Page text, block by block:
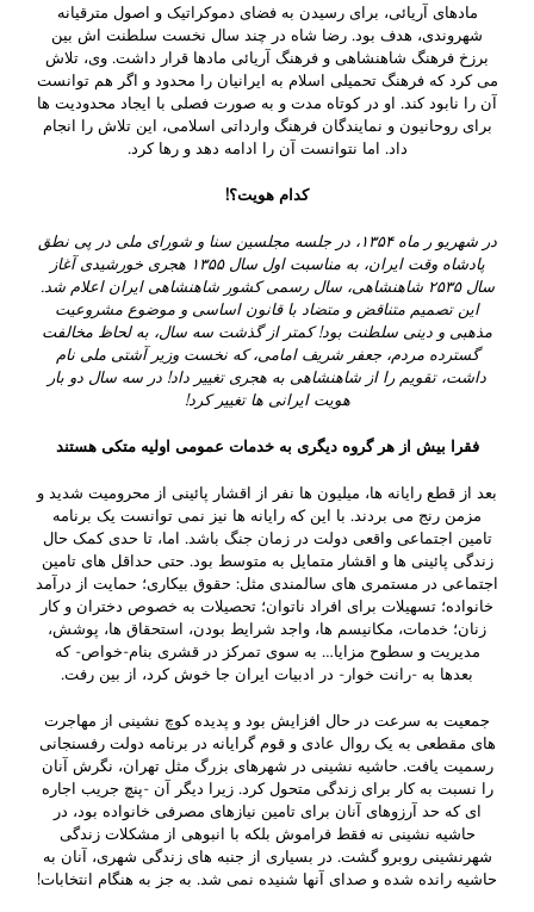
مادهای آریائی، برای رسیدن به فضای دموکراتیک و اصول مترقیانه
شهروندی، هدف بود. رضا شاه در چند سال نخست سلطنت اش بین
برزخ فرهنگ شاهنشاهی و فرهنگ آریائی مادها قرار داشت. وی، تلاش
می کرد که فرهنگ تحمیلی اسلام به ایرانیان را محدود و اگر هم توانست
آن را نابود کند. او در کوتاه مدت و به صورت فصلی با ایجاد محدودیت ها
برای روحانیون و نمایندگان فرهنگ وارداتی اسلامی، این تلاش را انجام
داد. اما نتوانست آن را ادامه دهد و رها کرد.
کدام هویت؟!
در شهریو ر ماه ۱۳۵۴، در جلسه مجلسین سنا و شورای ملی در پی نطق
پادشاه وقت ایران، به مناسبت اول سال ۱۳۵۵ هجری خورشیدی آغاز
سال ۲۵۳۵ شاهنشاهی،‌ سال رسمی کشور شاهنشاهی ایران اعلام شد.
این تصمیم متناقض و متضاد با قانون اساسی و موضوع مشروعیت
مذهبی و دینی سلطنت بود! کمتر از گذشت سه سال، به لحاظ مخالفت
گسترده مردم، جعفر شریف امامی، که نخست وزیر آشتی ملی نام
داشت، تقویم را از شاهنشاهی به هجری تغییر داد! در سه سال دو بار
هویت ایرانی ها تغییر کرد!
فقرا بیش از هر گروه دیگری به خدمات عمومی اولیه متکی هستند
بعد از قطع رایانه ها، میلیون ها نفر از اقشار پائینی از محرومیت شدید و
مزمن رنج می بردند. با این که رایانه ها نیز نمی توانست یک برنامه
تامین اجتماعی واقعی دولت در زمان جنگ باشد. اما، تا حدی کمک حال
زندگی پائینی ها و اقشار متمایل به متوسط بود. حتی حداقل های تامین
اجتماعی در مستمری های سالمندی مثل: حقوق بیکاری؛ حمایت از درآمد
خانواده؛ تسهیلات برای افراد ناتوان؛ تحصیلات به خصوص دختران و کار
زنان؛ خدمات، مکانیسم ها، واجد شرایط بودن، استحقاق ها، پوشش،
مدیریت و سطوح مزایا… به سوی تمرکز در قشری بنام-خواص- که
بعدها به -رانت خوار- در ادبیات ایران جا خوش کرد، از بین رفت.
جمعیت به سرعت در حال افزایش بود و پدیده کوچ نشینی از مهاجرت
های مقطعی به یک روال عادی و قوم گرایانه در برنامه دولت رفسنجانی
رسمیت یافت. حاشیه نشینی در شهرهای بزرگ مثل تهران، نگرش آنان
را نسبت به کار برای زندگی متحول کرد. زیرا دیگر آن -پنچ جریب اجاره
ای که حد آرزوهای آنان برای تامین نیازهای مصرفی خانواده بود، در
حاشیه نشینی نه فقط فراموش بلکه با انبوهی از مشکلات زندگی
شهرنشینی روبرو گشت. در بسیاری از جنبه های زندگی شهری، آنان به
حاشیه رانده شده و صدای آنها شنیده نمی شد. به جز به هنگام انتخابات!